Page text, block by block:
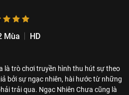
Mùa
HD
là trò chơi truyền hình thu hút sự theo
bởi sự ngạc nhiên, hài hước từ những
trải qua. Ngạc Nhiên Chưa cũng là